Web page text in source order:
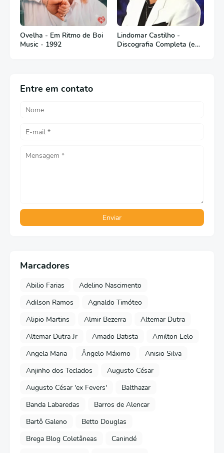
Ovelha - Em Ritmo de Boi
Music - 1992
Lindomar Castilho -
Discografia Completa (em
Entre em contato
Marcadores
Abilio Farias
Adelino Nascimento
Adilson Ramos
Agnaldo Timóteo
Alipio Martins
Almir Bezerra
Altemar Dutra
Altemar Dutra Jr
Amado Batista
Amilton Lelo
Angela Maria
Ângelo Máximo
Anisio Silva
Anjinho dos Teclados
Augusto César
Augusto César 'ex Fevers'
Balthazar
Banda Labaredas
Barros de Alencar
Bartô Galeno
Betto Douglas
Brega Blog Coletâneas
Canindé